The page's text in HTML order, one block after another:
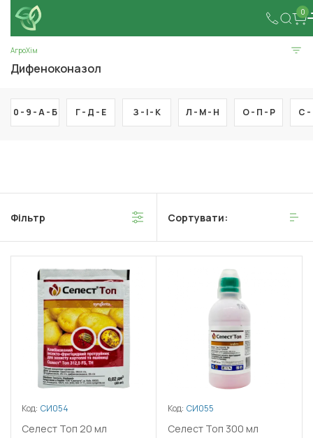
0
АгроХім
Дифеноконазол
0 - 9 -А - Б Г - Д - Е З - І - К Л - М - Н О - П - Р С -
Фільтр Сортувати:
Код: СИ054
Селест Топ 20 мл
Код: СИ055
Селест Топ 300 мл